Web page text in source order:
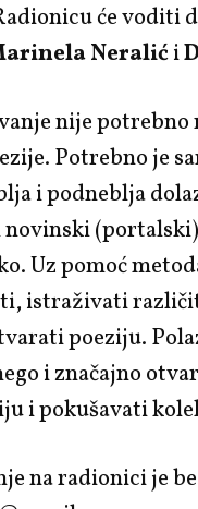
će voditi
Neralići
nije
Potrebno je
i podneblja
novinski
Uz pomoć
istraživati
poeziju.
i značajno
i pokušavati
na radionici je